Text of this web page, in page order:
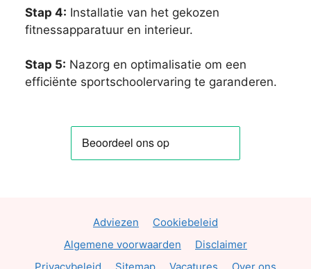
Stap 4: Installatie van het gekozen
fitnessapparatuur en interieur.
Stap 5: Nazorg en optimalisatie om een
efficiënte sportschoolervaring te garanderen.
Adviezen
Cookiebeleid
Algemene voorwaarden
Disclaimer